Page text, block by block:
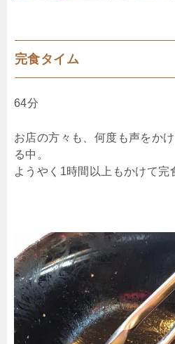
完食タイム
64分
お店の方々も、何度も声をか
る中。
ようやく1時間以上もかけて完